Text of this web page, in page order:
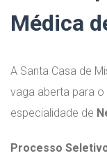
Médica
A Santa Casa de
vaga aberta para
especialidade de
Processo